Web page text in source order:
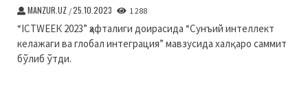
MANZUR.UZ /25.10.2023 1 288
“ICТWЕЕК 2023” ҳафталиги доирасида “Сунъий интеллект
келажаги ва глобал интеграция” мавзусида халқаро саммит
бўлиб ўтди.